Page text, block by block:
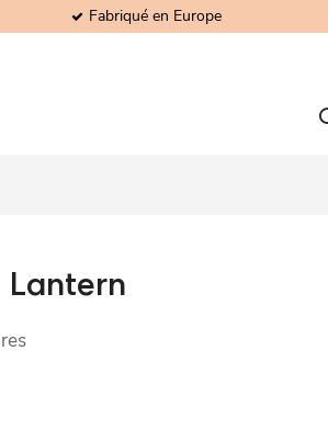
Fabriqué en Europe
Lantern